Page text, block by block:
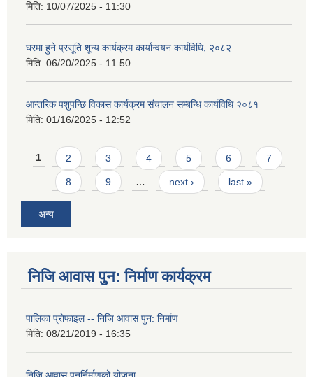
मिति: 10/07/2025 - 11:30
घरमा हुने प्रसूति शून्य कार्यक्रम कार्यान्वयन कार्यविधि, २०८२
मिति: 06/20/2025 - 11:50
आन्तरिक पशुपन्छि विकास कार्यक्रम संचालन सम्बन्धि कार्यविधि २०८१
मिति: 01/16/2025 - 12:52
Pages
1 2 3 4 5 6 7
8 9 … next › last »
अन्य
निजि आवास पुन: निर्माण कार्यक्रम
पालिका प्राेफाइल -- निजि आवास पुन: निर्माण
मिति: 08/21/2019 - 16:35